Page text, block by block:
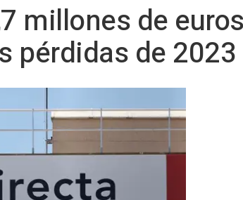
millones de
pérdidas de 2023